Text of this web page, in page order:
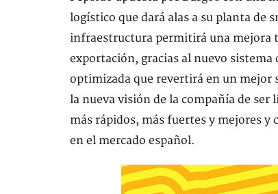
logístico que dará alas a su planta de
infraestructura permitirá una mejora
exportación, gracias al nuevo
optimizada que revertirá en un mejor
la nueva visión de la compañía de
más rápidos, más fuertes y mejores y
en el mercado español.